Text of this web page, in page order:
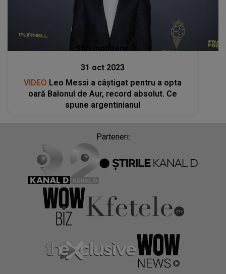
Stiri mondene
31 oct 2023
VIDEO Leo Messi a câştigat pentru a opta
oară Balonul de Aur, record absolut. Ce
spune argentinianul
Parteneri: